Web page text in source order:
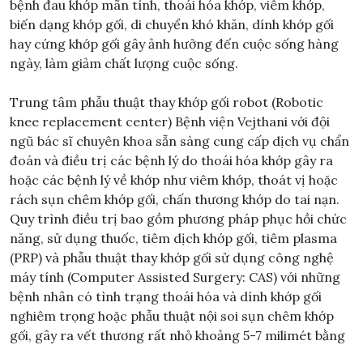
bệnh đau khớp mãn tính, thoái hóa khớp, viêm khớp,
biến dạng khớp gối, di chuyển khó khăn, dính khớp gối
hay cứng khớp gối gây ảnh hưởng đến cuộc sống hàng
ngày, làm giảm chất lượng cuộc sống.
Trung tâm phẫu thuật thay khớp gối robot (Robotic
knee replacement center) Bệnh viện Vejthani với đội
ngũ bác sĩ chuyên khoa sẵn sàng cung cấp dịch vụ chẩn
đoán và điều trị các bệnh lý do thoái hóa khớp gây ra
hoặc các bệnh lý về khớp như viêm khớp, thoát vị hoặc
rách sụn chêm khớp gối, chấn thương khớp do tai nạn.
Quy trình điều trị bao gồm phương pháp phục hồi chức
năng, sử dụng thuốc, tiêm dịch khớp gối, tiêm plasma
(PRP) và phẫu thuật thay khớp gối sử dụng công nghệ
máy tính (Computer Assisted Surgery: CAS) với những
bệnh nhân có tình trạng thoái hóa và dính khớp gối
nghiêm trọng hoặc phẫu thuật nội soi sụn chêm khớp
gối, gây ra vết thương rất nhỏ khoảng 5-7 milimét bằng